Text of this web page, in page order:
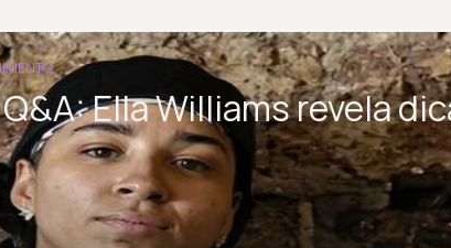
Ella Williams revela